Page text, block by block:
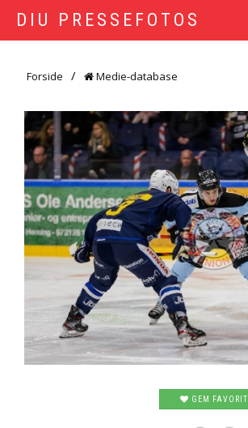
DIU PRESSEFOTOS
Forside Medie-database
GEM FAVORIT